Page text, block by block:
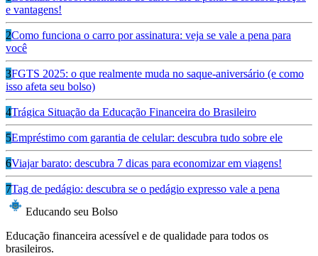
e vantagens!
2Como funciona o carro por assinatura: veja se vale a pena para
você
3FGTS 2025: o que realmente muda no saque-aniversário (e como
isso afeta seu bolso)
4Trágica Situação da Educação Financeira do Brasileiro
5Empréstimo com garantia de celular: descubra tudo sobre ele
6Viajar barato: descubra 7 dicas para economizar em viagens!
7Tag de pedágio: descubra se o pedágio expresso vale a pena
Educando seu Bolso
Educação financeira acessível e de qualidade para todos os
brasileiros.